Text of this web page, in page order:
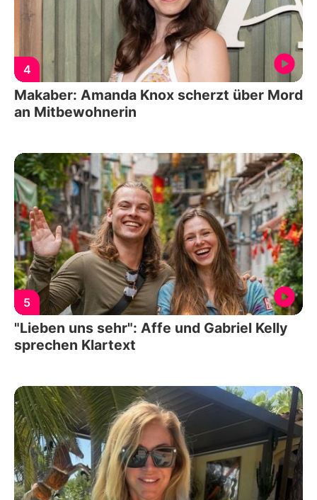
4
Makaber: Amanda Knox scherzt über Mord
an Mitbewohnerin
5
"Lieben uns sehr": Affe und Gabriel Kelly
sprechen Klartext